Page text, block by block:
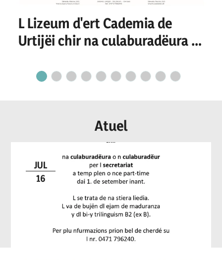
L Lizeum d'ert Cademia de
Urtijëi chir na culaburadëura o
secretariat
Atuel
JUL
16